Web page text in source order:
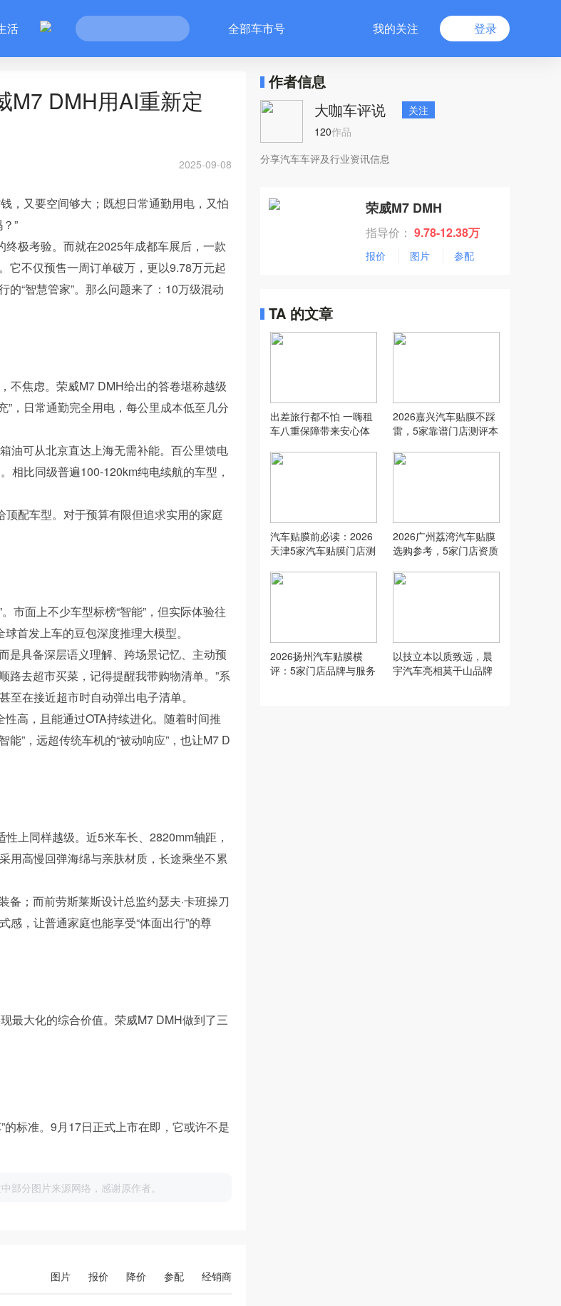
活 全部车市号 我的关注 登录
M7 DMH用AI重新定
2025-09-08
，又要空间够大；既想日常通勤用电，又怕
”
终极考验。而就在2025年成都车展后，一款
不仅预售一周订单破万，更以9.78万元起
“智慧管家”。那么问题来了：10万级混动
不焦虑。荣威M7 DMH给出的答卷堪称越级
，日常通勤完全用电，每公里成本低至几分
油可从北京直达上海无需补能。百公里馈电
相比同级普遍100-120km纯电续航的车型，
顶配车型。对于预算有限但追求实用的家庭
市面上不少车型标榜“智能”，但实际体验往
首发上车的豆包深度推理大模型。
是具备深层语义理解、跨场景记忆、主动预
路去超市买菜，记得提醒我带购物清单。”系
在接近超市时自动弹出电子清单。
高，且能通过OTA持续进化。随着时间推
”，远超传统车机的“被动响应”，也让M7 D
上同样越级。近5米车长、2820mm轴距，
用高慢回弹海绵与亲肤材质，长途乘坐不累
；而前劳斯莱斯设计总监约瑟夫·卡班操刀
，让普通家庭也能享受“体面出行”的尊
最大化的综合价值。荣威M7 DMH做到了三
标准。9月17日正式上市在即，它或许不是
部分图片来源网络，感谢原作者。
经销商
参配
降价
报价
图片
作者信息
大咖车评说
关注
120作品
分享汽车车评及行业资讯信息
荣威M7 DMH
指导价： 9.78-12.38万
报价 图片 参配
TA 的文章
出差旅行都不怕 一嗨租
车八重保障带来安心体
2026嘉兴汽车贴膜不踩
雷，5家靠谱门店测评本
汽车贴膜前必读：2026
天津5家汽车贴膜门店测
2026广州荔湾汽车贴膜
选购参考，5家门店资质
2026扬州汽车贴膜横
评：5家门店品牌与服务
以技立本以质致远，晨
宇汽车亮相莫干山品牌